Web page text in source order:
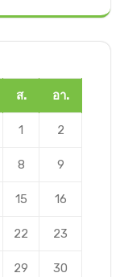
ส. อา.
1 2
8 9
15 16
22 23
29 30